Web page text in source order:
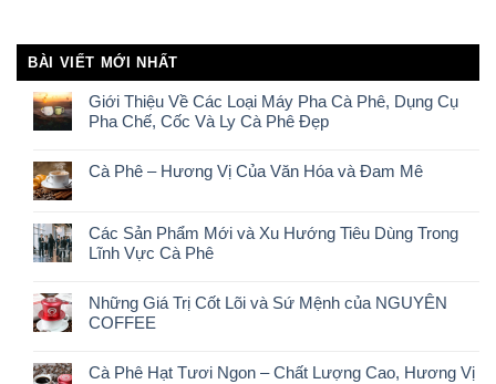
BÀI VIẾT MỚI NHẤT
Giới Thiệu Về Các Loại Máy Pha Cà Phê, Dụng Cụ
Pha Chế, Cốc Và Ly Cà Phê Đẹp
Cà Phê – Hương Vị Của Văn Hóa và Đam Mê
Các Sản Phẩm Mới và Xu Hướng Tiêu Dùng Trong
Lĩnh Vực Cà Phê
Những Giá Trị Cốt Lõi và Sứ Mệnh của NGUYÊN
COFFEE
Cà Phê Hạt Tươi Ngon – Chất Lượng Cao, Hương Vị